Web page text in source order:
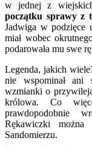
w jednej z
początku sprawy z
Jadwiga w podzięce
miał wobec
podarowała mu swe
Legenda, jakich
nie wspominał ani
wzmianki o
królowa. Co
prawdopodobnie
Rękawiczki
Sandomierzu.